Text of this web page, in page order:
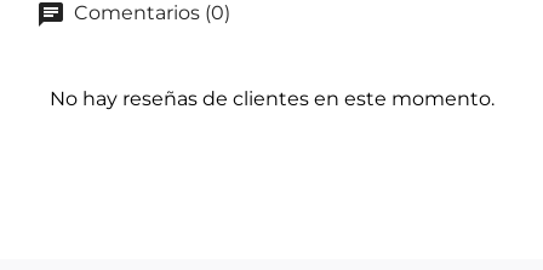
Comentarios (0)
No hay reseñas de clientes en este momento.